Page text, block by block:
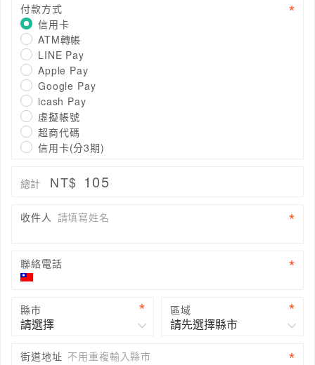
付款方式
信用卡
ATM轉帳
LINE Pay
Apple Pay
Google Pay
icash Pay
虛擬帳號
超商代碼
信用卡(分3期)
總計 NT$ 105
收件人 請填寫姓名
聯絡電話
縣市 區域
街道地址 不用重複輸入縣市